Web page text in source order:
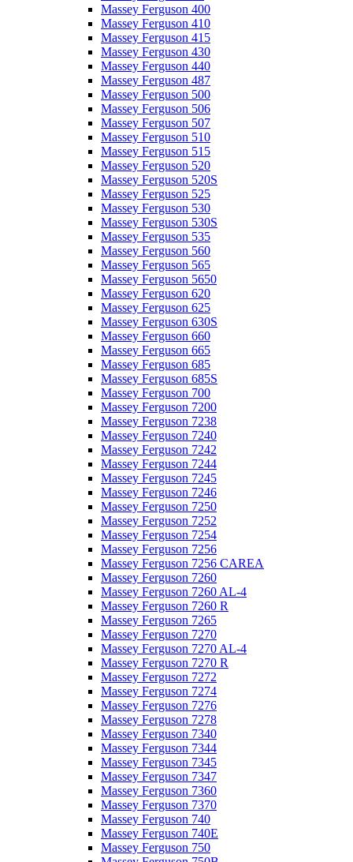
Massey Ferguson 400
Massey Ferguson 410
Massey Ferguson 415
Massey Ferguson 430
Massey Ferguson 440
Massey Ferguson 487
Massey Ferguson 500
Massey Ferguson 506
Massey Ferguson 507
Massey Ferguson 510
Massey Ferguson 515
Massey Ferguson 520
Massey Ferguson 520S
Massey Ferguson 525
Massey Ferguson 530
Massey Ferguson 530S
Massey Ferguson 535
Massey Ferguson 560
Massey Ferguson 565
Massey Ferguson 5650
Massey Ferguson 620
Massey Ferguson 625
Massey Ferguson 630S
Massey Ferguson 660
Massey Ferguson 665
Massey Ferguson 685
Massey Ferguson 685S
Massey Ferguson 700
Massey Ferguson 7200
Massey Ferguson 7238
Massey Ferguson 7240
Massey Ferguson 7242
Massey Ferguson 7244
Massey Ferguson 7245
Massey Ferguson 7246
Massey Ferguson 7250
Massey Ferguson 7252
Massey Ferguson 7254
Massey Ferguson 7256
Massey Ferguson 7256 CAREA
Massey Ferguson 7260
Massey Ferguson 7260 AL-4
Massey Ferguson 7260 R
Massey Ferguson 7265
Massey Ferguson 7270
Massey Ferguson 7270 AL-4
Massey Ferguson 7270 R
Massey Ferguson 7272
Massey Ferguson 7274
Massey Ferguson 7276
Massey Ferguson 7278
Massey Ferguson 7340
Massey Ferguson 7344
Massey Ferguson 7345
Massey Ferguson 7347
Massey Ferguson 7360
Massey Ferguson 7370
Massey Ferguson 740
Massey Ferguson 740E
Massey Ferguson 750